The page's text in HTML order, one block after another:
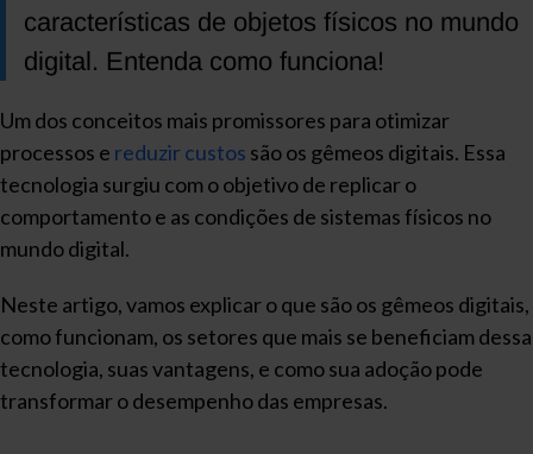
características de objetos físicos no mundo
digital. Entenda como funciona!
Um dos conceitos mais promissores para otimizar
processos e reduzir custos são os gêmeos digitais. Essa
tecnologia surgiu com o objetivo de replicar o
comportamento e as condições de sistemas físicos no
mundo digital.
Neste artigo, vamos explicar o que são os gêmeos digitais,
como funcionam, os setores que mais se beneficiam dessa
tecnologia, suas vantagens, e como sua adoção pode
transformar o desempenho das empresas.